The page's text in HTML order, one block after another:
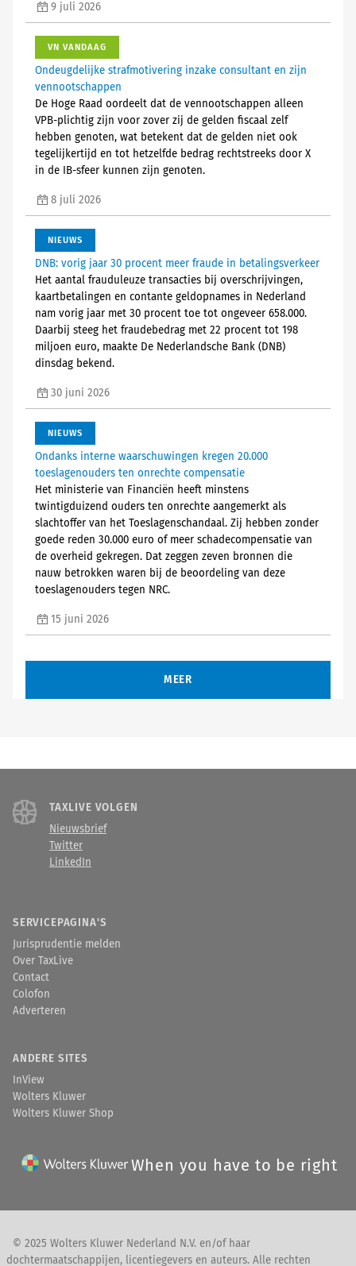
9 juli 2026
VN VANDAAG
Ondeugdelijke strafmotivering inzake consultant en zijn
vennootschappen
De Hoge Raad oordeelt dat de vennootschappen alleen
VPB-plichtig zijn voor zover zij de gelden fiscaal zelf
hebben genoten, wat betekent dat de gelden niet ook
tegelijkertijd en tot hetzelfde bedrag rechtstreeks door X
in de IB-sfeer kunnen zijn genoten.
8 juli 2026
NIEUWS
DNB: vorig jaar 30 procent meer fraude in betalingsverkeer
Het aantal frauduleuze transacties bij overschrijvingen,
kaartbetalingen en contante geldopnames in Nederland
nam vorig jaar met 30 procent toe tot ongeveer 658.000.
Daarbij steeg het fraudebedrag met 22 procent tot 198
miljoen euro, maakte De Nederlandsche Bank (DNB)
dinsdag bekend.
30 juni 2026
NIEUWS
Ondanks interne waarschuwingen kregen 20.000
toeslagenouders ten onrechte compensatie
Het ministerie van Financiën heeft minstens
twintigduizend ouders ten onrechte aangemerkt als
slachtoffer van het Toeslagenschandaal. Zij hebben zonder
goede reden 30.000 euro of meer schadecompensatie van
de overheid gekregen. Dat zeggen zeven bronnen die
nauw betrokken waren bij de beoordeling van deze
toeslagenouders tegen NRC.
15 juni 2026
MEER
TAXLIVE VOLGEN
Nieuwsbrief
Twitter
LinkedIn
SERVICEPAGINA'S
Jurisprudentie melden
Over TaxLive
Contact
Colofon
Adverteren
ANDERE SITES
InView
Wolters Kluwer
Wolters Kluwer Shop
When you have to be right
© 2025 Wolters Kluwer Nederland N.V. en/of haar
dochtermaatschappijen, licentiegevers en auteurs. Alle rechten